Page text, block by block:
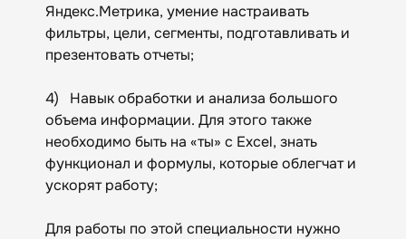
Яндекс.Метрика, умение настраивать
фильтры, цели, сегменты, подготавливать и
презентовать отчеты;
4) Навык обработки и анализа большого
объема информации. Для этого также
необходимо быть на «ты» с Excel, знать
функционал и формулы, которые облегчат и
ускорят работу;
Для работы по этой специальности нужно